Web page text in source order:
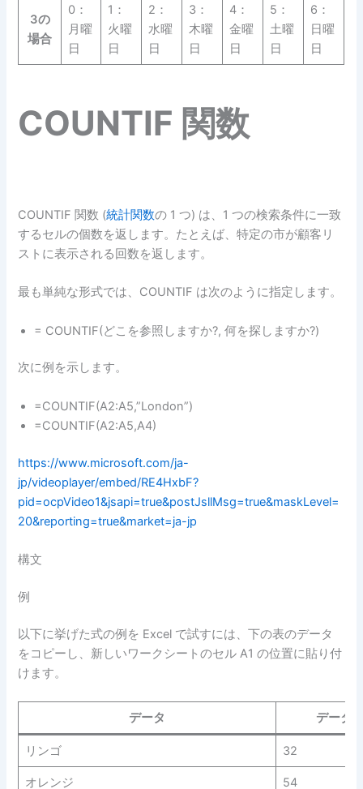
3の
場合
0：
月曜
日
1：
火曜
日
2：
水曜
日
3：
木曜
日
4：
金曜
日
5：
土曜
日
6：
日曜
日
COUNTIF 関数
COUNTIF 関数 (統計関数の 1 つ) は、1 つの検索条件に一致
するセルの個数を返します。たとえば、特定の市が顧客リ
ストに表示される回数を返します。
最も単純な形式では、COUNTIF は次のように指定します。
= COUNTIF(どこを参照しますか?, 何を探しますか?)
次に例を示します。
=COUNTIF(A2:A5,”London”)
=COUNTIF(A2:A5,A4)
https://www.microsoft.com/ja-
jp/videoplayer/embed/RE4HxbF?
pid=ocpVideo1&jsapi=true&postJsllMsg=true&maskLevel=
20&reporting=true&market=ja-jp
構文
例
以下に挙げた式の例を Excel で試すには、下の表のデータ
をコピーし、新しいワークシートのセル A1 の位置に貼り付
けます。
データ データ
リンゴ 32
オレンジ 54